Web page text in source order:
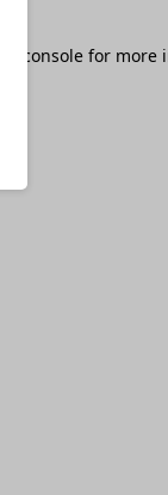
console for more